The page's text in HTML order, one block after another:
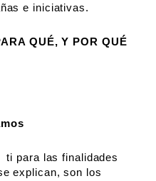
e iniciativas.
QUÉ, Y POR QUÉ
ti para las finalidades
explican, son los